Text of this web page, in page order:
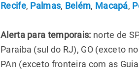
Recife, Palmas, Belém, Macapá,
Alerta para temporais: norte de
Paraíba (sul do RJ), GO (exceto
PAn (exceto fronteira com as